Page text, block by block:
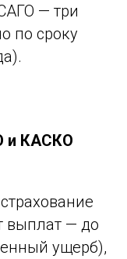
— три
по сроку
и КАСКО
выплат — до
ущерб),